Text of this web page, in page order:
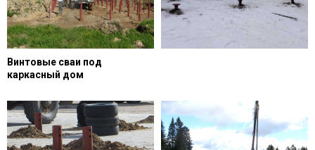
Винтовые сваи под
каркасный дом